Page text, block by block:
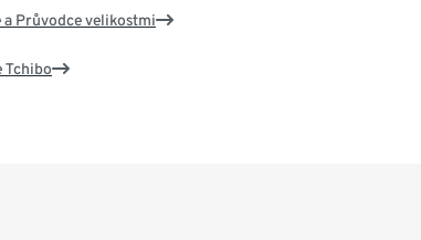
a Průvodce velikostmi
Tchibo